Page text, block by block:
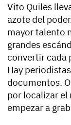
Vito Quiles
azote del
mayor talento
grandes
convertir cada
Hay
documentos.
por localizar el
empezar a